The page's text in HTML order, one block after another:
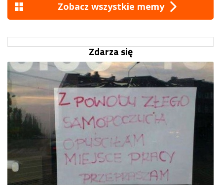
Zobacz wszystkie memy
Zdarza się